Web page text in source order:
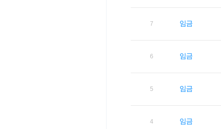
7 임금
6 임금
5 임금
4 임금